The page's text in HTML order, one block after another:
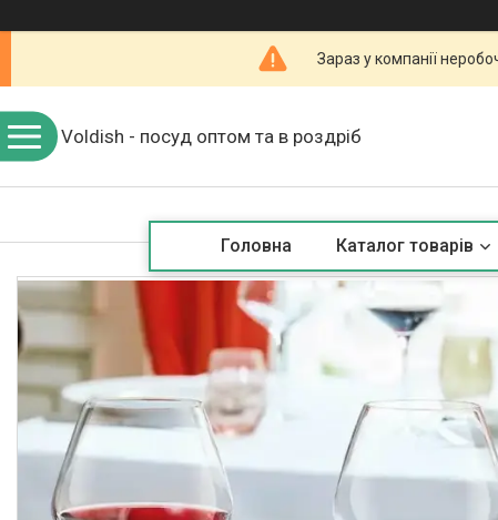
Зараз у компанії
Voldish - посуд оптом та в роздріб
Головна Каталог товарів